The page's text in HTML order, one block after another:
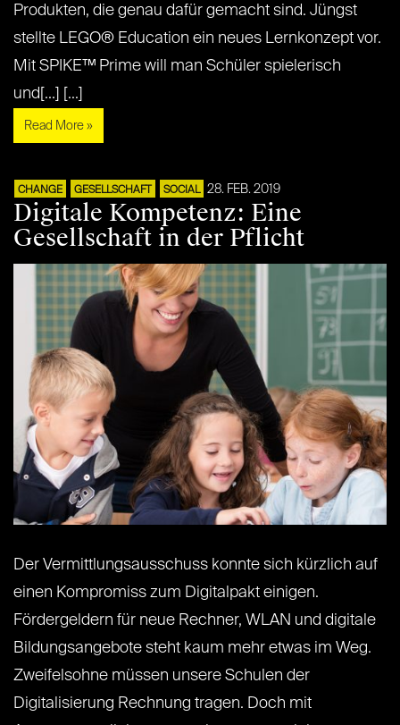
Produkten, die genau dafür gemacht sind. Jüngst
stellte LEGO® Education ein neues Lernkonzept vor.
Mit SPIKE™ Prime will man Schüler spielerisch
und[...] [...]
Read More »
CHANGE GESELLSCHAFT SOCIAL 28. FEB. 2019
Digitale Kompetenz: Eine
Gesellschaft in der Pflicht
Der Vermittlungsausschuss konnte sich kürzlich auf
einen Kompromiss zum Digitalpakt einigen.
Fördergeldern für neue Rechner, WLAN und digitale
Bildungsangebote steht kaum mehr etwas im Weg.
Zweifelsohne müssen unsere Schulen der
Digitalisierung Rechnung tragen. Doch mit